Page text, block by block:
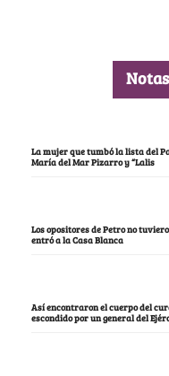
La mujer que tumbó la lista del
María del Mar Pizarro y “Lalis
Los opositores de Petro no
entró a la Casa Blanca
Así encontraron el cuerpo del
escondido por un general del